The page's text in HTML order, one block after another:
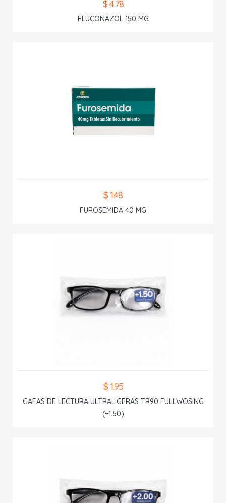
$ 4.78
FLUCONAZOL 150 MG
$ 1.48
FUROSEMIDA 40 MG
$ 1.95
GAFAS DE LECTURA ULTRALIGERAS TR90 FULLWOSING
(+1.50)